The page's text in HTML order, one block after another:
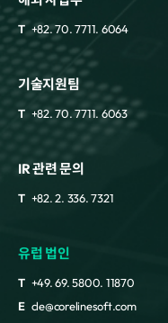
T +82. 70. 7711. 6064
기술지원팀
T +82. 70. 7711. 6063
IR 관련 문의
T +82. 2. 336. 7321
유럽 법인
T +49. 69. 5800. 11870
E cle@corelinesoft.com